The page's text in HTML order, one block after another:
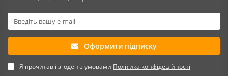
Оформити підписку
Я прочитав і згоден з умовами Політика конфідеційності